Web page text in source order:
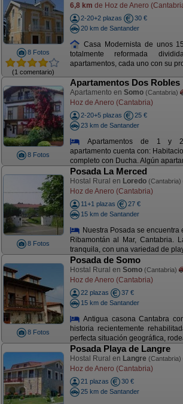
8 Fotos
(1 comentario)
6,8 km de Hoz de Anero
2-20+2 plazas
30 €
20 km de Santander
Casa Modernista de unos
totalmente reformada
apartamentos, cada uno con su
8 Fotos
Apartamentos Dos Robles
Apartamento en Somo (Cantabria)
Hoz de Anero (Cantabria)
2-20+5 plazas
25 €
23 km de Santander
Apartamentos de 1 y 2
apartamento cuenta con:
completo con Ducha. Algún
8 Fotos
Posada La Merced
Hostal Rural en Loredo (Cantabria)
Hoz de Anero (Cantabria)
11+1 plazas
27 €
15 km de Santander
Nuestra Posada se
Ribamontán al Mar, Cantabria.
tranquila, con una variedad de
8 Fotos
Posada de Somo
Hostal Rural en Somo (Cantabria)
Hoz de Anero (Cantabria)
22 plazas
37 €
15 km de Santander
Antigua casona Cantabra
historia recientemente
perfecta situación geográfica,
Posada Playa de Langre
Hostal Rural en Langre (Cantabria)
Hoz de Anero (Cantabria)
21 plazas
30 €
25 km de Santander